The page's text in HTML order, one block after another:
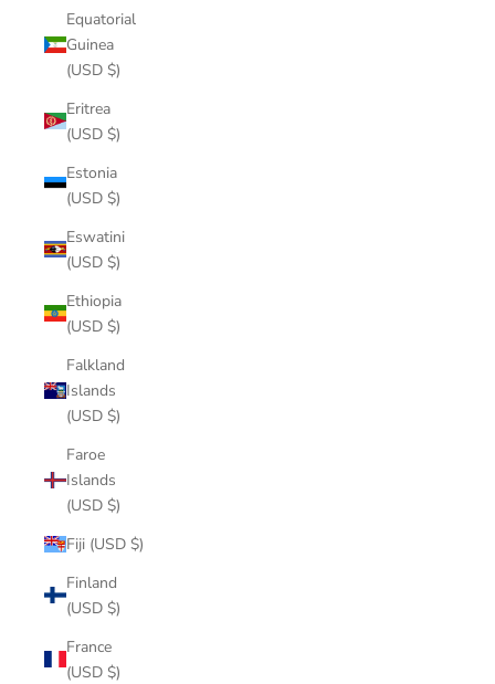
Equatorial
Guinea
(USD $)
Eritrea
(USD $)
Estonia
(USD $)
Eswatini
(USD $)
Ethiopia
(USD $)
Falkland
Islands
(USD $)
Faroe
Islands
(USD $)
Fiji (USD $)
Finland
(USD $)
France
(USD $)